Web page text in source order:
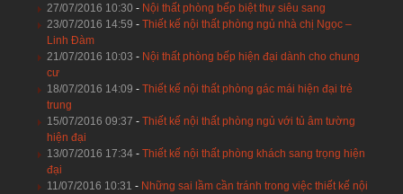
27/07/2016 10:30 - Nội thất phòng bếp biệt thự siêu sang
23/07/2016 14:59 - Thiết kế nội thất phòng ngủ nhà chị Ngọc –
Linh Đàm
21/07/2016 10:03 - Nội thất phòng bếp hiện đại dành cho chung
cư
18/07/2016 14:09 - Thiết kế nội thất phòng gác mái hiện đại trẻ
trung
15/07/2016 09:37 - Thiết kế nội thất phòng ngủ với tủ âm tường
hiện đại
13/07/2016 17:34- Thiết kế nội thất phòng khách sang trọng hiện
đại
11/07/2016 10:31 - Những sai lầm cần tránh trong việc thiết kế nội